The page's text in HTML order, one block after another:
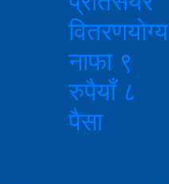
वितरणयोग्य
नाफा ९
रुपैयाँ ८
पैसा